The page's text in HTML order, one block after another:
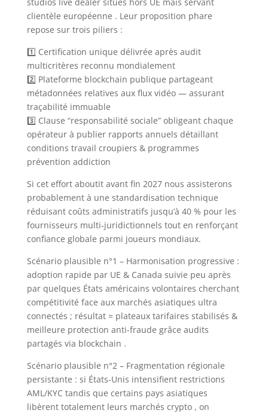
clientèle européenne . Leur proposition phare
repose sur trois piliers :
1️⃣ Certification unique délivrée après audit
multicritères reconnu mondialement
2️⃣ Plateforme blockchain publique partageant
métadonnées relatives aux flux vidéo — assurant
traçabilité immuable
3️⃣ Clause “responsabilité sociale” obligeant chaque
opérateur à publier rapports annuels détaillant
conditions travail croupiers & programmes
prévention addiction
Si cet effort aboutit avant fin 2027 nous assisterons
probablement à une standardisation technique
réduisant coûts administratifs jusqu’à 40 % pour les
fournisseurs multi‑juridictionnels tout en renforçant
confiance globale parmi joueurs mondiaux.
Scénario plausible n°1 – Harmonisation progressive :
adoption rapide par UE & Canada suivie peu après
par quelques États américains volontaires cherchant
compétitivité face aux marchés asiatiques ultra
connectés ; résultat = plateaux tarifaires stabilisés &
meilleure protection anti-fraude grâce audits
partagés via blockchain .
Scénario plausible n°2 – Fragmentation régionale
persistante : si États-Unis intensifient restrictions
AML/KYC tandis que certains pays asiatiques
libèrent totalement leurs marchés crypto , on